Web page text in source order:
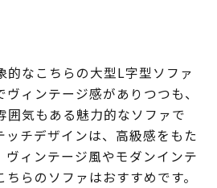
的なこちらの大型L字型ソファ
ィンテージ感がありつつも、
囲気もある魅力的なソファで
ッチデザインは、高級感をもた
ヴィンテージ風やモダンインテ
らのソファはおすすめです。